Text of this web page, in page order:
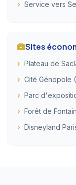
Service vers
Sites
Plateau de
Cité Génopole
Parc
Forêt de
Disneyland